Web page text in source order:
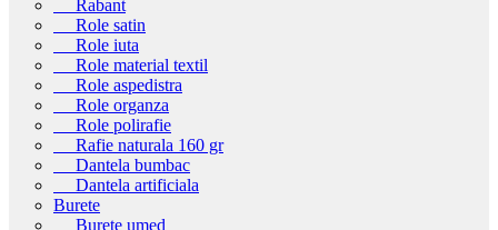
Rabant
Role satin
Role iuta
Role material textil
Role aspedistra
Role organza
Role polirafie
Rafie naturala 160 gr
Dantela bumbac
Dantela artificiala
Burete
Burete umed